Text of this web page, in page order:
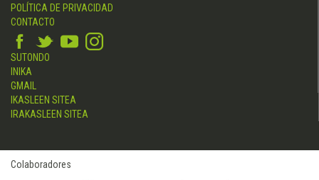
POLÍTICA DE PRIVACIDAD
CONTACTO
SUTONDO
INIKA
GMAIL
IKASLEEN SITEA
IRAKASLEEN SITEA
Colaboradores